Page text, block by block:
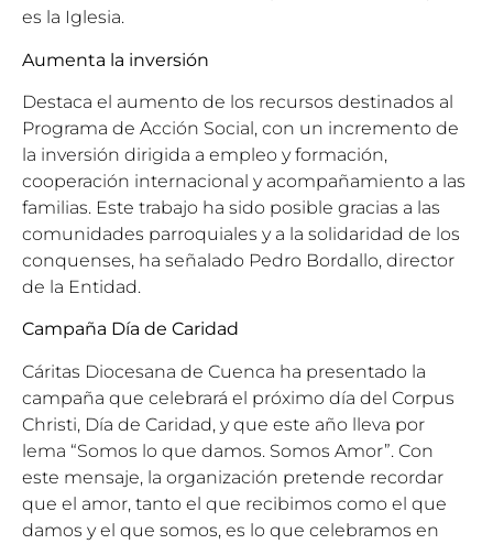
es la Iglesia.
Aumenta la inversión
Destaca el aumento de los recursos destinados al
Programa de Acción Social, con un incremento de
la inversión dirigida a empleo y formación,
cooperación internacional y acompañamiento a las
familias. Este trabajo ha sido posible gracias a las
comunidades parroquiales y a la solidaridad de los
conquenses, ha señalado Pedro Bordallo, director
de la Entidad.
Campaña Día de Caridad
Cáritas Diocesana de Cuenca ha presentado la
campaña que celebrará el próximo día del Corpus
Christi, Día de Caridad, y que este año lleva por
lema “Somos lo que damos. Somos Amor”. Con
este mensaje, la organización pretende recordar
que el amor, tanto el que recibimos como el que
damos y el que somos, es lo que celebramos en